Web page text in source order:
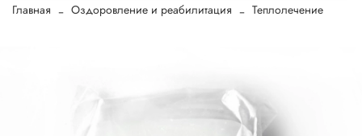
Главная Оздоровление и реабилитация Теплолечение